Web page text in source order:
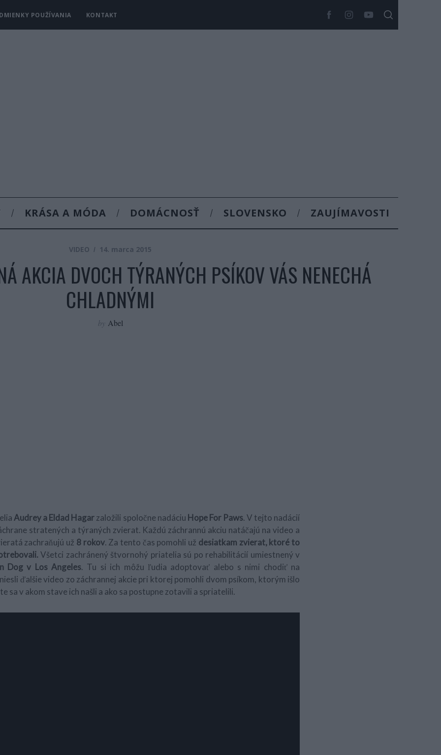
POUŽÍVANIA KONTAKT
KRÁSA A MÓDA DOMÁCNOSŤ SLOVENSKO ZAUJÍMAVOSTI
VIDEO 14. marca 2015
AKCIA DVOCH TÝRANÝCH PSÍKOV VÁS NENECHÁ
CHLADNÝMI
by Abel
Audrey a Eldad Hagarzaložili spoločne nadáciu Hope For Paws. V tejto nadácií
stratených a týraných zvierat. Každú záchrannú akciu natáčajú na video a
zachraňujú už 8 rokov. Za tento čas pomohli už desiatkam zvierat, ktoré to
Všetci zachránený štvornohý priatelia sú po rehabilitácií umiestnený v
Dog v Los Angeles. Tu si ich môžu ľudia adoptovať alebo s nimi chodiť na
ďalšie video zo záchrannej akcie pri ktorej pomohli dvom psíkom, ktorým išlo
sa v akom stave ich našli a ako sa postupne zotavili a spriatelili.